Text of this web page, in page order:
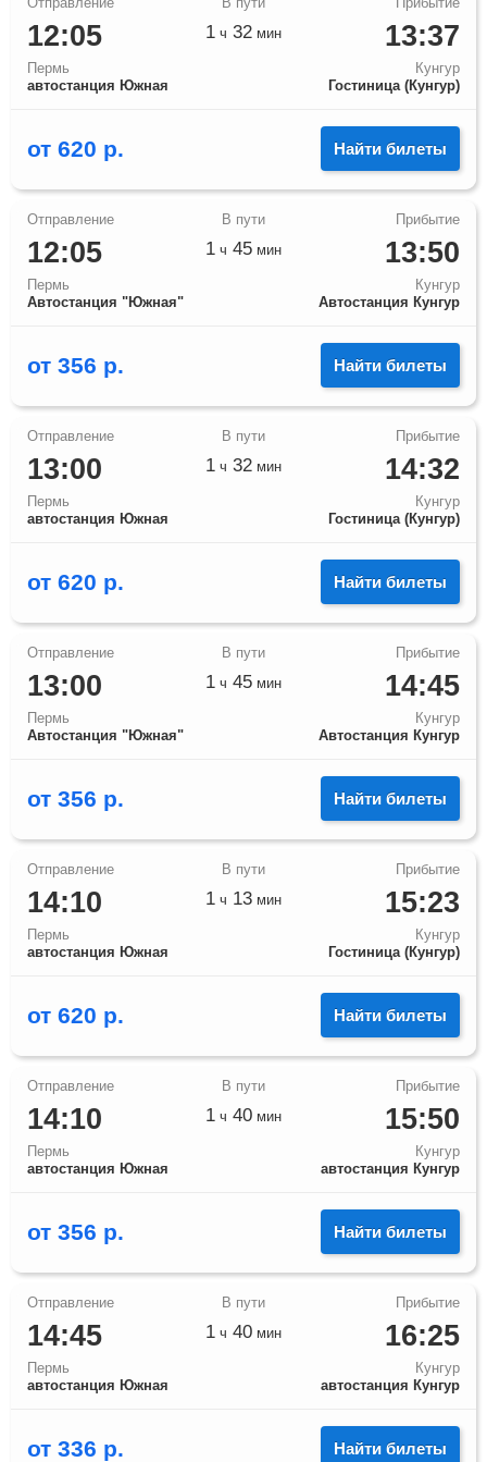
12:05
Пермь
автостанция Южная
13:37
Кунгур
Гостиница (Кунгур)
1 ч 32 мин
от 620 р. Найти билеты
12:05
Пермь
Автостанция "Южная"
13:50
Кунгур
Автостанция Кунгур
1 ч 45 мин
от 356 р. Найти билеты
13:00
Пермь
автостанция Южная
14:32
Кунгур
Гостиница (Кунгур)
1 ч 32 мин
от 620 р. Найти билеты
13:00
Пермь
Автостанция "Южная"
14:45
Кунгур
Автостанция Кунгур
1 ч 45 мин
от 356 р. Найти билеты
14:10
Пермь
автостанция Южная
15:23
Кунгур
Гостиница (Кунгур)
1 ч 13 мин
от 620 р. Найти билеты
14:10
Пермь
автостанция Южная
15:50
Кунгур
автостанция Кунгур
1 ч 40 мин
от 356 р. Найти билеты
14:45
Пермь
автостанция Южная
16:25
Кунгур
автостанция Кунгур
1 ч 40 мин
от 336 р. Найти билеты